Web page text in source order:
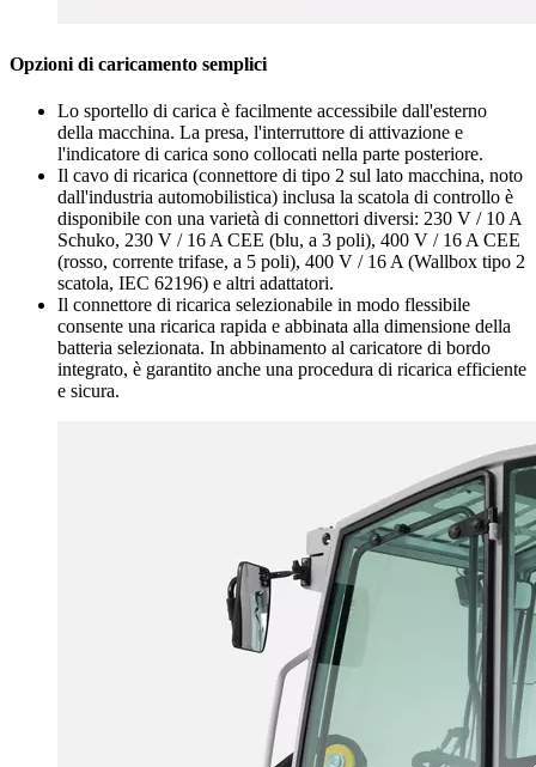
Opzioni di caricamento semplici
Lo sportello di carica è facilmente accessibile dall'esterno
della macchina. La presa, l'interruttore di attivazione e
l'indicatore di carica sono collocati nella parte posteriore.
Il cavo di ricarica (connettore di tipo 2 sul lato macchina, noto
dall'industria automobilistica) inclusa la scatola di controllo è
disponibile con una varietà di connettori diversi: 230 V / 10 A
Schuko, 230 V / 16 A CEE (blu, a 3 poli), 400 V / 16 A CEE
(rosso, corrente trifase, a 5 poli), 400 V / 16 A (Wallbox tipo 2
scatola, IEC 62196) e altri adattatori.
Il connettore di ricarica selezionabile in modo flessibile
consente una ricarica rapida e abbinata alla dimensione della
batteria selezionata. In abbinamento al caricatore di bordo
integrato, è garantito anche una procedura di ricarica efficiente
e sicura.